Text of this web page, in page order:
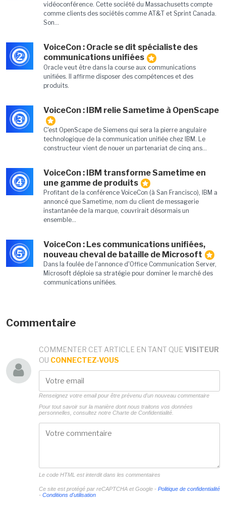
vidéoconférence. Cette société du Massachusetts compte
comme clients des sociétés comme AT&T et Sprint Canada.
Son...
2
VoiceCon : Oracle se dit spécialiste des
communications unifiées
Oracle veut être dans la course aux communications
unifiées. Il affirme disposer des compétences et des
produits.
3
VoiceCon : IBM relie Sametime à OpenScape
C'est OpenScape de Siemens qui sera la pierre angulaire
technologique de la communication unifiée chez IBM. Le
constructeur vient de nouer un partenariat de cinq ans...
4
VoiceCon : IBM transforme Sametime en
une gamme de produits
Profitant de la conférence VoiceCon (à San Francisco), IBM a
annoncé que Sametime, nom du client de messagerie
instantanée de la marque, couvrirait désormais un
ensemble...
5
VoiceCon : Les communications unifiées,
nouveau cheval de bataille de Microsoft
Dans la foulée de l'annonce d'Office Communication Server,
Microsoft déploie sa stratégie pour dominer le marché des
communications unifiées.
Commentaire
COMMENTER CET ARTICLE EN TANT QUE VISITEUR
OU CONNECTEZ-VOUS
Renseignez votre email pour être prévenu d'un nouveau commentaire
Pour tout savoir sur la manière dont nous traitons vos données
personnelles, consultez notre Charte de Confidentialité.
Le code HTML est interdit dans les commentaires
Ce site est protégé par reCAPTCHA et Google - Politique de confidentialité
- Conditions d'utilisation